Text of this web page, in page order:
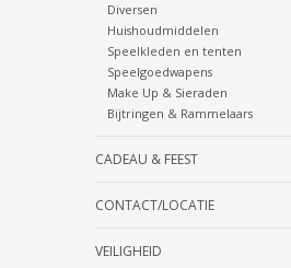
Diversen
Huishoudmiddelen
Speelkleden en tenten
Speelgoedwapens
Make Up & Sieraden
Bijtringen & Rammelaars
CADEAU & FEEST
CONTACT/LOCATIE
VEILIGHEID